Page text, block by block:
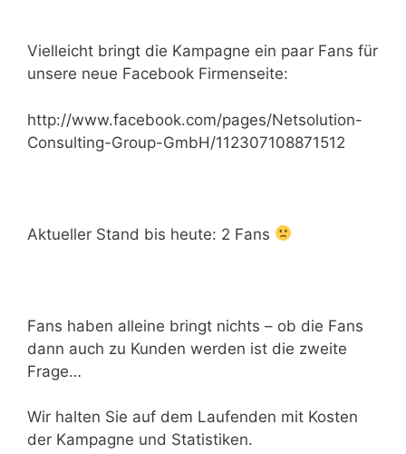
Vielleicht bringt die Kampagne ein paar Fans für
unsere neue Facebook Firmenseite:
http://www.facebook.com/pages/Netsolution-
Consulting-Group-GmbH/112307108871512
Aktueller Stand bis heute: 2 Fans
Fans haben alleine bringt nichts – ob die Fans
dann auch zu Kunden werden ist die zweite
Frage…
Wir halten Sie auf dem Laufenden mit Kosten
der Kampagne und Statistiken.